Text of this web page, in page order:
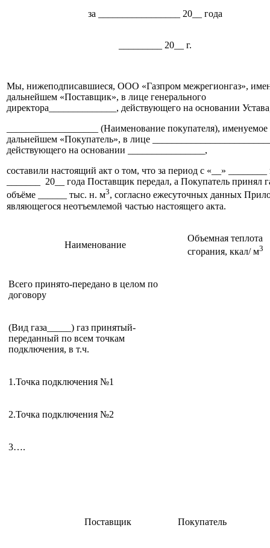
за _________________ 20__ года
_________ 20__ г.
Мы, нижеподписавшиеся, ООО «Газпром межрегионгаз»,
дальнейшем «Поставщик», в лице генерального
директора______________, действующего на основании
___________________ (Наименование покупателя), именуемое
дальнейшем «Покупатель», в лице
действующего на основании ________________,
составили настоящий акт о том, что за период с «__»
_______ 20__ года Поставщик передал, а Покупатель принял
объёме ______ тыс. н. м3, согласно ежесуточных данных
являющегося неотъемлемой частью настоящего акта.
Наименование
Объемная теплота
сгорания, ккал/ м3
Всего принято-передано в целом по
договору
(Вид газа_____) газ принятый-
переданный по всем точкам
подключения, в т.ч.
1.Точка подключения №1
2.Точка подключения №2
3….
Поставщик Покупатель